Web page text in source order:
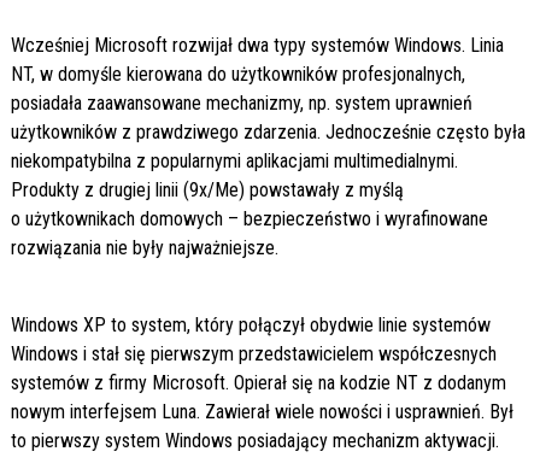
Wcześniej Microsoft rozwijał dwa typy systemów Windows. Linia
NT, w domyśle kierowana do użytkowników profesjonalnych,
posiadała zaawansowane mechanizmy, np. system uprawnień
użytkowników z prawdziwego zdarzenia. Jednocześnie często była
niekompatybilna z popularnymi aplikacjami multimedialnymi.
Produkty z drugiej linii (9x/Me) powstawały z myślą
o użytkownikach domowych – bezpieczeństwo i wyrafinowane
rozwiązania nie były najważniejsze.
Windows XP to system, który połączył obydwie linie systemów
Windows i stał się pierwszym przedstawicielem współczesnych
systemów z firmy Microsoft. Opierał się na kodzie NT z dodanym
nowym interfejsem Luna. Zawierał wiele nowości i usprawnień. Był
to pierwszy system Windows posiadający mechanizm aktywacji.